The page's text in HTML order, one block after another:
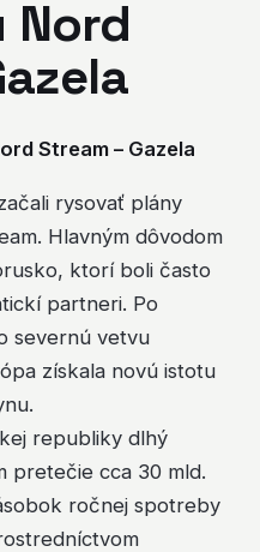
Nord
Stream – Gazela
rysovať plány
Hlavným dôvodom
ktorí boli často
partneri. Po
severnú vetvu
získala novú istotu
republiky dlhý
pretečie cca 30 mld.
ročnej spotreby